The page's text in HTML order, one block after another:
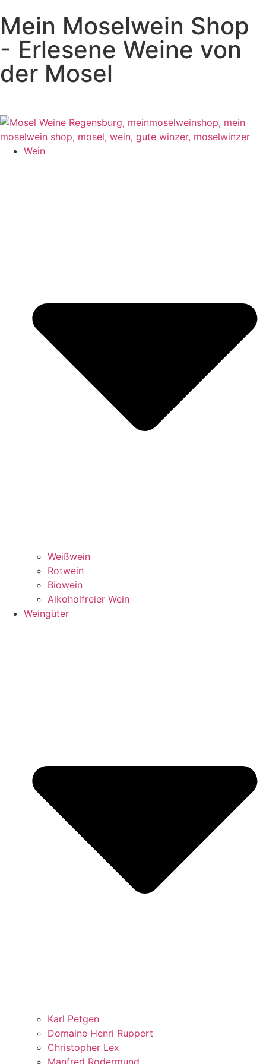
Mein Moselwein Shop
- Erlesene Weine von
der Mosel
Wein
Weißwein
Rotwein
Biowein
Alkoholfreier Wein
Weingüter
Karl Petgen
Domaine Henri Ruppert
Christopher Lex
Manfred Rodermund